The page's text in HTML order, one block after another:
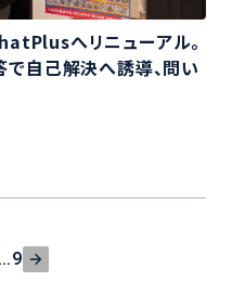
へリニューアル。
で自己解決へ誘導、問い
9